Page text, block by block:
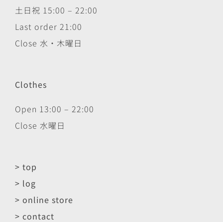
土日祝 15:00 – 22:00
Last order 21:00
Close 水・木曜日
Clothes
Open 13:00 – 22:00
Close 水曜日
> top
> log
> online store
> contact